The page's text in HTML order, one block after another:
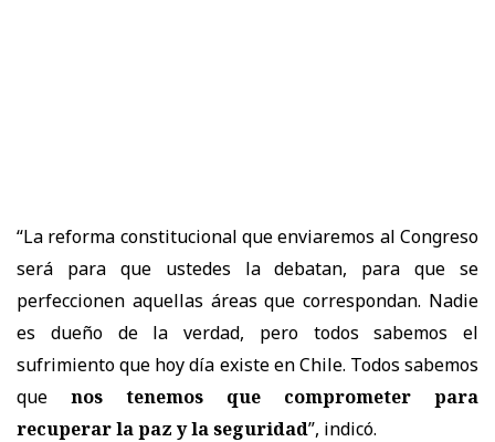
“La reforma constitucional que enviaremos al Congreso
será para que ustedes la debatan, para que se
perfeccionen aquellas áreas que correspondan. Nadie
es dueño de la verdad, pero todos sabemos el
sufrimiento que hoy día existe en Chile. Todos sabemos
que nos tenemos que comprometer para
recuperar la paz y la seguridad”, indicó.